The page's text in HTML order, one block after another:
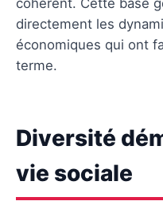
directement les
économiques qui ont
terme.
Diversité
vie sociale